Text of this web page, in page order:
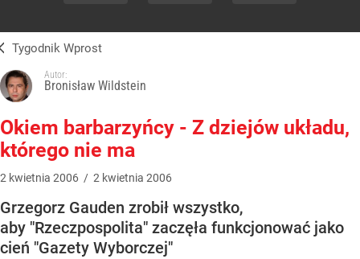
Tygodnik Wprost
Autor:
Bronisław Wildstein
Okiem barbarzyńcy - Z dziejów układu,
którego nie ma
2 kwietnia 2006 / 2 kwietnia 2006
Grzegorz Gauden zrobił wszystko,
aby "Rzeczpospolita" zaczęła funkcjonować jako
cień "Gazety Wyborczej"